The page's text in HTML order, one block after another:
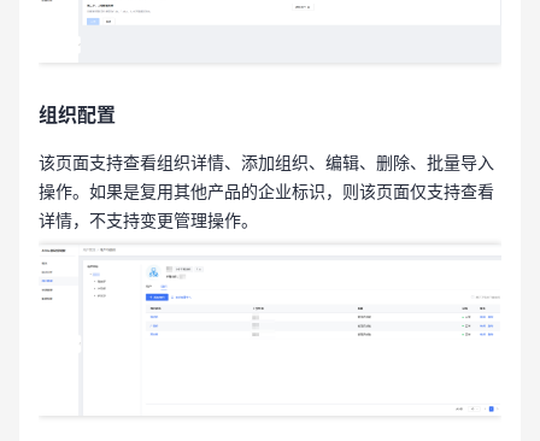
组织配置
该页面支持查看组织详情、添加组织、编辑、删除、批量导入
操作。如果是复用其他产品的企业标识，则该页面仅支持查看
详情，不支持变更管理操作。